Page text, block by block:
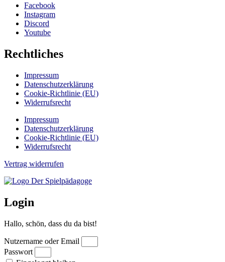
Facebook
Instagram
Discord
Youtube
Rechtliches
Impressum
Datenschutzerklärung
Cookie-Richtlinie (EU)
Widerrufsrecht
Impressum
Datenschutzerklärung
Cookie-Richtlinie (EU)
Widerrufsrecht
Vertrag widerrufen
Login
Hallo, schön, dass du da bist!
Nutzername oder Email
Passwort